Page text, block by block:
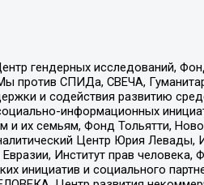
гендерных исследований,
против СПИДа, СВЕЧА,
и содействия развитию
информационных
их семьям, Фонд Тольятти,
Центр Юрия Левады,
Институт прав человека,
инициатив и социального